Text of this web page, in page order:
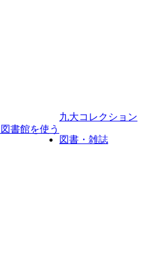
図書館を使う
九大コレクション
図書・雑誌